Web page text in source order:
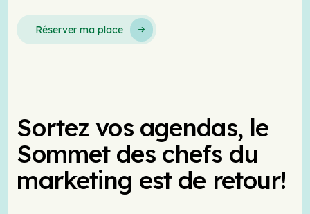
Réserver ma place
Sortez vos agendas, le
Sommet des chefs du
marketing est de retour!